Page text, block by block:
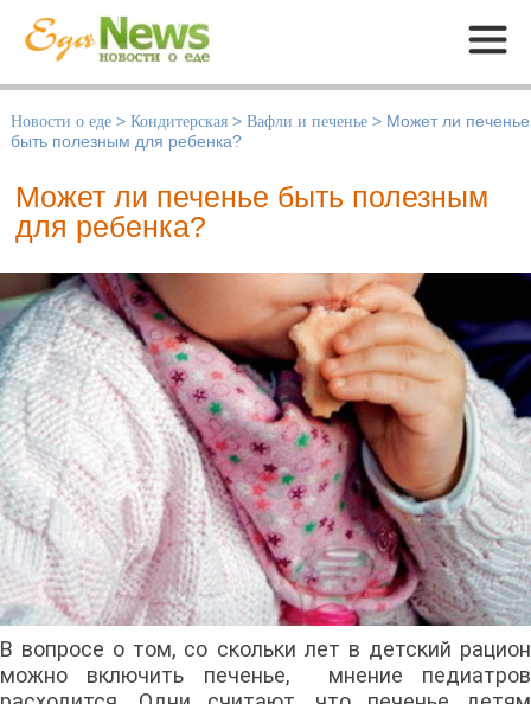
Меню
Новости о еде > Кондитерская > Вафли и печенье > Может ли печенье
быть полезным для ребенка?
Может ли печенье быть полезным
для ребенка?
В вопросе о том, со скольки лет в детский рацион
можно включить печенье, мнение педиатров